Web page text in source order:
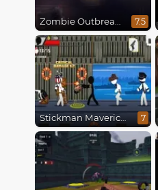
Zombie Outbreak Arena 7.5
Stickman Maverick: Bad Boys Killer 7